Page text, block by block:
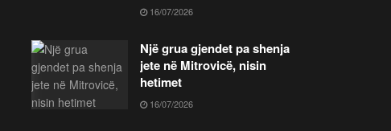
16/07/2026
Një grua gjendet pa shenja
jete në Mitrovicë, nisin
hetimet
16/07/2026